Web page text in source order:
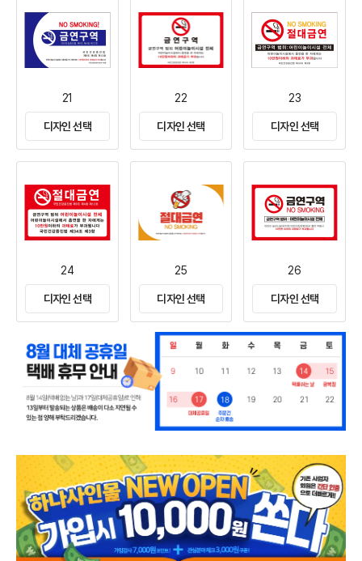
21
디자인 선택
22
디자인 선택
23
디자인 선택
24
디자인 선택
25
디자인 선택
26
디자인 선택